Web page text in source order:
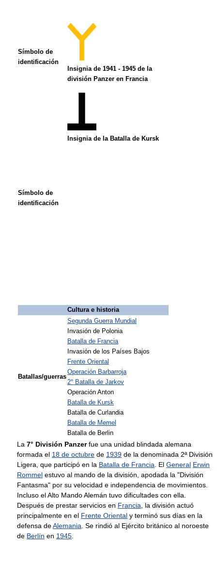
Símbolo de
identificación
Insignia de 1941 - 1945 de la
división Panzer en Francia
Símbolo de
identificación
Insignia de la Batalla de Kursk
Cultura e historia
Batallas/guerras
Segunda Guerra Mundial
Invasión de Polonia
Batalla de Francia
Invasión de los Países Bajos
Frente Oriental
Operación Barbarroja
2° Batalla de Jarkov
Operación Anton
Batalla de Kursk
Batalla de Curlandia
Batalla de Memel
Batalla de Berlin
La 7° División Panzerfue una unidad blindada alemana
formada el 18 de octubre de 1939 de la denominada 2ª División
Ligera, que participó en la Batalla de Francia . El General Erwin
Rommel estuvo al mando de la división, apodada la "División
Fantasma" por su velocidad e independencia de movimientos.
Incluso el Alto Mando Alemán tuvo dificultades con ella.
Después de prestar servicios en Francia , la división actuó
principalmente en el Frente Oriental y terminó sus días en la
defensa deAlemania . Se rindió al Ejército británico al noroeste
de Berlín en 1945